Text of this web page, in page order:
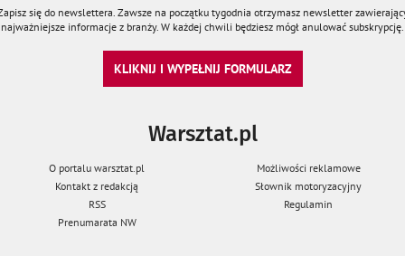
się do newslettera. Zawsze na początku tygodnia otrzymasz newsletter
najważniejsze informacje z branży. W każdej chwili będziesz mógł anulować subskrypcję.
KLIKNIJ I WYPEŁNIJ FORMULARZ
Warsztat.pl
O portalu warsztat.pl
Możliwości reklamowe
Kontakt z redakcją
Słownik motoryzacyjny
RSS
Regulamin
Prenumarata NW